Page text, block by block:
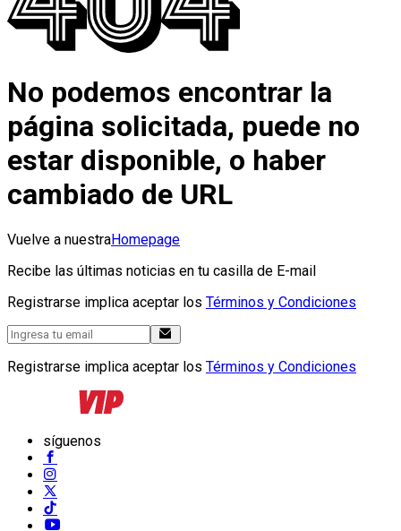
No podemos encontrar la
página solicitada, puede no
estar disponible, o haber
cambiado de URL
Vuelve a nuestraHomepage
Recibe las últimas noticias en tu casilla de E-mail
Registrarse implica aceptar los Términos y Condiciones
Registrarse implica aceptar los Términos y Condiciones
síguenos